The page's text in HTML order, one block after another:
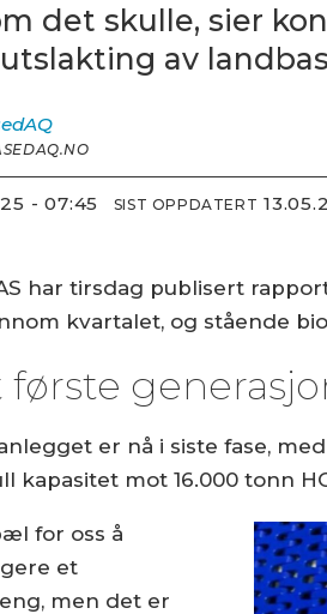
det skulle, sier
av
- 07:45 SIST OPPDATERT
har tirsdag publisert
kvartalet, og stående
første
er nå i siste fase,
kapasitet mot 16.000 tonn
for oss å
et
men det er